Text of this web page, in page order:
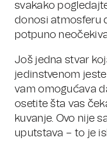
svakako
donosi atmosferu
potpuno
Još jedna stvar
jedinstvenom
vam omogućava
osetite šta vas
kuvanje. Ovo nije
uputstava – to je